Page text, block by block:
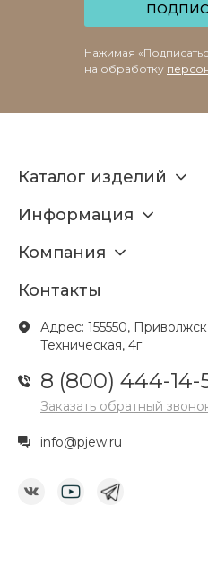
Нажимая
на обработку
Каталог изделий
Информация
Компания
Контакты
Адрес: 155550,
Техническая, 4г
8 (800) 444-14-
Заказать обратный
info@pjew.ru